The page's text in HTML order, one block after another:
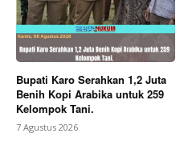
Bupati Karo Serahkan 1,2 Juta
Benih Kopi Arabika untuk 259
Kelompok Tani.
7 Agustus 2026